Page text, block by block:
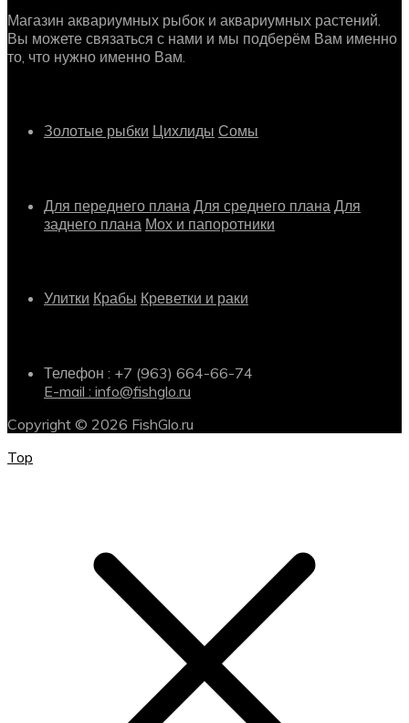
Магазин аквариумных рыбок и аквариумных растений.
Вы можете связаться с нами и мы подберём Вам именно
то, что нужно именно Вам.
Золотые рыбки Цихлиды Сомы
Для переднего плана Для среднего плана Для
заднего плана Мох и папоротники
Улитки Крабы Креветки и раки
Телефон : +7 (963) 664-66-74
E-mail : info@fishglo.ru
Copyright © 2026 FishGlo.ru
Top